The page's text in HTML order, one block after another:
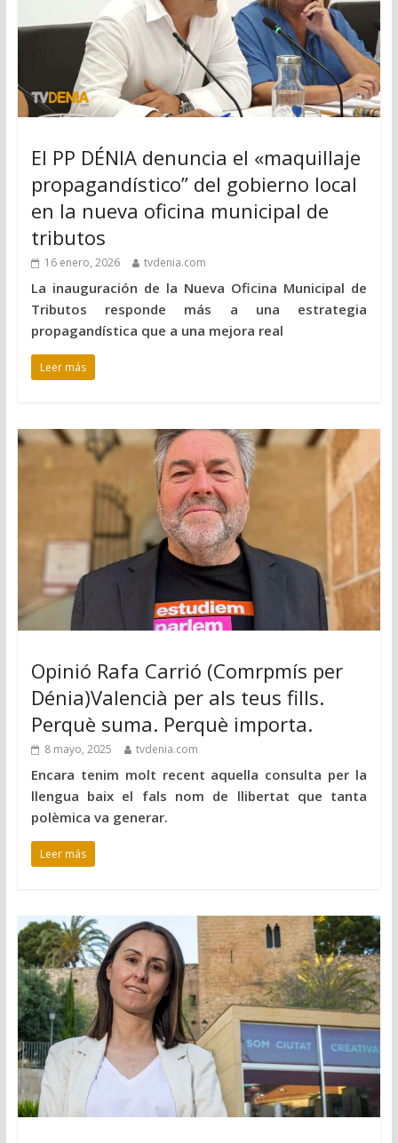
El PP DÉNIA denuncia el «maquillaje
propagandístico” del gobierno local
en la nueva oficina municipal de
tributos
16 enero, 2026 tvdenia.com
La inauguración de la Nueva Oficina Municipal de
Tributos responde más a una estrategia
propagandística que a una mejora real
Leer más
Opinió Rafa Carrió (Comrpmís per
Dénia)Valencià per als teus fills.
Perquè suma. Perquè importa.
8 mayo, 2025 tvdenia.com
Encara tenim molt recent aquella consulta per la
llengua baix el fals nom de llibertat que tanta
polèmica va generar.
Leer más